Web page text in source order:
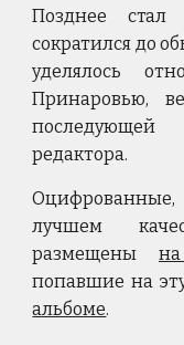
Позднее стал
сократился до
уделялось
Принаровью,
редактора.
лучшем
размещены
попавшие на
альбоме.